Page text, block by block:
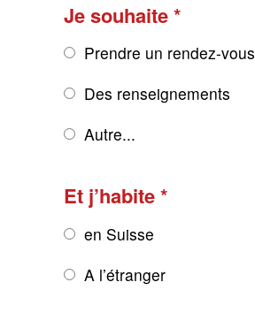
Je souhaite
Prendre un rendez-vous
Des renseignements
Autre...
Et j’habite
en Suisse
A l’étranger